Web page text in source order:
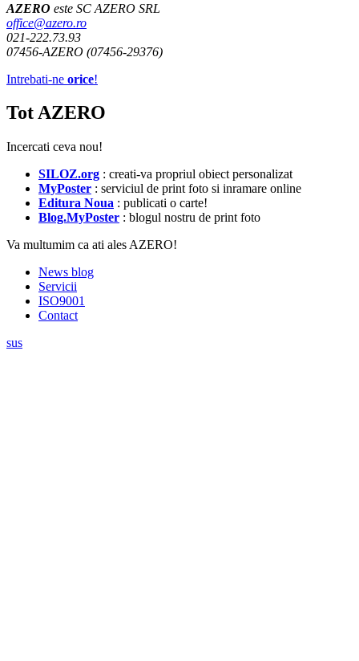
AZERO este SC AZERO SRL
office@azero.ro
021-222.73.93
07456-AZERO (07456-29376)
Intrebati-ne orice!
Tot AZERO
Incercati ceva nou!
SILOZ.org : creati-va propriul obiect personalizat
MyPoster : serviciul de print foto si inramare online
Editura Noua : publicati o carte!
Blog.MyPoster : blogul nostru de print foto
Va multumim ca ati ales AZERO!
News blog
Servicii
ISO9001
Contact
sus